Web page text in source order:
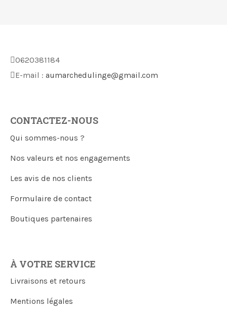
0620381184
E-mail : aumarchedulinge@gmail.com
CONTACTEZ-NOUS
Qui sommes-nous ?
Nos valeurs et nos engagements
Les avis de nos clients
Formulaire de contact
Boutiques partenaires
À VOTRE SERVICE
Livraisons et retours
Mentions légales